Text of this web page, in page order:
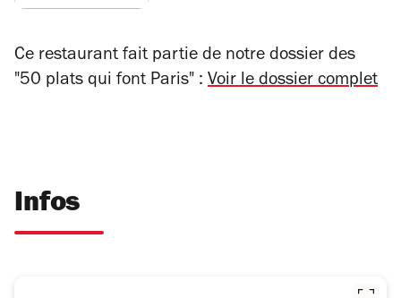
Ce restaurant fait partie de notre dossier des
"50 plats qui font Paris" : Voir le dossier complet
Infos